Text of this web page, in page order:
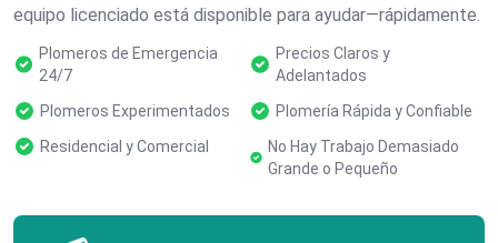
equipo licenciado está disponible para ayudar—rápidamente.
Plomeros de Emergencia
24/7
Precios Claros y
Adelantados
Plomeros Experimentados
Plomería Rápida y Confiable
Residencial y Comercial
No Hay Trabajo Demasiado
Grande o Pequeño